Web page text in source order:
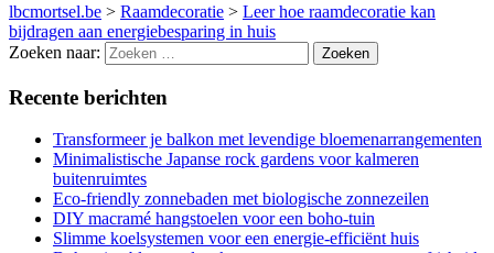
lbcmortsel.be > Raamdecoratie > Leer hoe raamdecoratie kan
bijdragen aan energiebesparing in huis
Zoeken naar:
Recente berichten
Transformeer je balkon met levendige bloemenarrangementen
Minimalistische Japanse rock gardens voor kalmeren
buitenruimtes
Eco-friendly zonnebaden met biologische zonnezeilen
DIY macramé hangstoelen voor een boho-tuin
Slimme koelsystemen voor een energie-efficiënt huis